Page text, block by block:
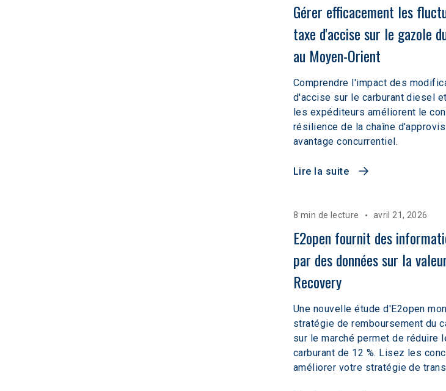
Gérer efficacement les
taxe d'accise sur le gazole
au Moyen-Orient
Comprendre l'impact des
d'accise sur le carburant diesel
les expéditeurs améliorent le
résilience de la chaîne
avantage concurrentiel.
Lire la suite
8 min de lecture avril 21, 2026
E2open fournit des
par des données sur la
Recovery
Une nouvelle étude d'E2open
stratégie de remboursement du
sur le marché permet de réduire
carburant de 12 %. Lisez les
améliorer votre stratégie de